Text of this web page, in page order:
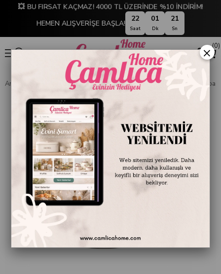
💥 BU FIRSAT KAÇMAZ! 4000 TL ÜZERİNDE %10 İNDİRİM!
HEMEN ALIŞVERİŞE BAŞLA! 22
Saat
01
Dk
20
Sn
0
Anasayfa EMAYE DÜNYASI Kupa ve Bardaklar Emayra Emaye Kupa
×